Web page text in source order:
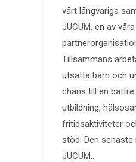
vårt långvariga
JUCUM, en av våra
Tillsammans
utsatta barn och
chans till en
utbildning,
fritidsaktiviteter
stöd. Den
JUCUM…